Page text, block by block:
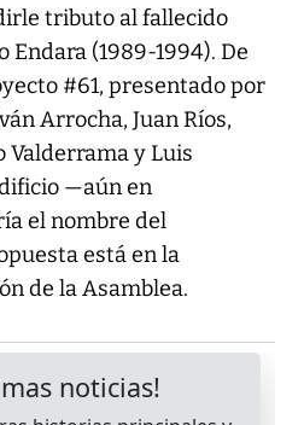
tributo al fallecido
(1989-1994). De
#61, presentado por
Arrocha, Juan Ríos,
Valderrama y Luis
—aún en
el nombre del
está en la
de la Asamblea.